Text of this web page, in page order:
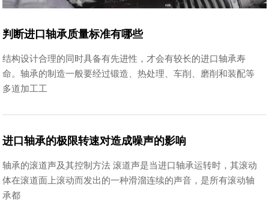
判断进口轴承质量标准有哪些
结构设计合理的同时具备有先进性，才会有较长的进口轴承寿
命。轴承的制造一般要经过锻造、热处理、车削、磨削和装配等
多道加工工
进口轴承的极限转速对造成噪声的影响
轴承的滚道声及其控制方法 滚道声是当进口轴承运转时，其滚动
体在滚道面上滚动而发出的一种滑溜连续的声音，是所有滚动轴
承都